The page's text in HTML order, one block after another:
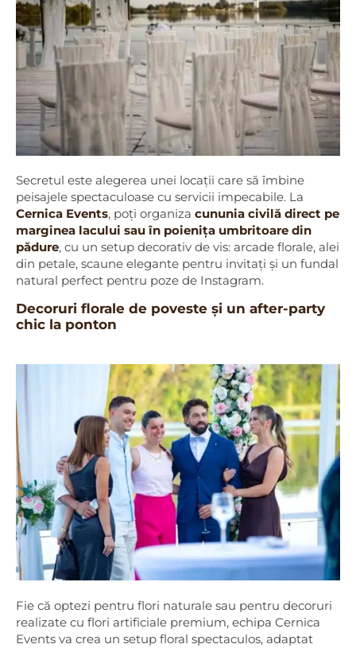
Secretul este alegerea unei locații care să îmbine
peisajele spectaculoase cu servicii impecabile. La
Cernica Events, poți organiza cununia civilă direct pe
marginea lacului sau în poienița umbritoare din
pădure, cu un setup decorativ de vis: arcade florale, alei
din petale, scaune elegante pentru invitați și un fundal
natural perfect pentru poze de Instagram.
Decoruri florale de poveste și un after-party
chic la ponton
Fie că optezi pentru flori naturale sau pentru decoruri
realizate cu flori artificiale premium, echipa Cernica
Events va crea un setup floral spectaculos, adaptat